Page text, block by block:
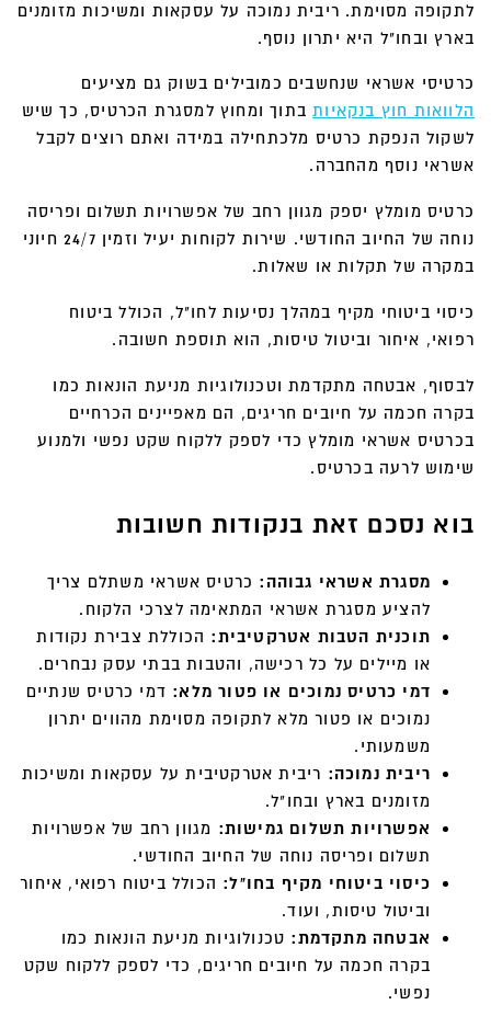
לתקופה מסוימת. ריבית נמוכה על עסקאות ומשיכות מזומנים
בארץ ובחו"ל היא יתרון נוסף.
כרטיסי אשראי שנחשבים כמובילים בשוק גם מציעים
הלוואות חוץ בנקאיותבתוך ומחוץ למסגרת הכרטיס, כך שיש
לשקול הנפקת כרטיס מלכתחילה במידה ואתם רוצים לקבל
אשראי נוסף מהחברה.
כרטיס מומלץ יספק מגוון רחב של אפשרויות תשלום ופריסה
נוחה של החיוב החודשי. שירות לקוחות יעיל וזמין 24/7 חיוני
במקרה של תקלות או שאלות.
כיסוי ביטוחי מקיף במהלך נסיעות לחו"ל, הכולל ביטוח
רפואי, איחור וביטול טיסות, הוא תוספת חשובה.
לבסוף, אבטחה מתקדמת וטכנולוגיות מניעת הונאות כמו
בקרה חכמה על חיובים חריגים, הם מאפיינים הכרחיים
בכרטיס אשראי מומלץ כדי לספק ללקוח שקט נפשי ולמנוע
שימוש לרעה בכרטיס.
בוא נסכם זאת בנקודות חשובות
מסגרת אשראי גבוהה: כרטיס אשראי משתלם צריך
להציע מסגרת אשראי המתאימה לצרכי הלקוח.
תוכנית הטבות אטרקטיבית: הכוללת צבירת נקודות
או מיילים על כל רכישה, והטבות בבתי עסק נבחרים.
דמי כרטיס נמוכים או פטור מלא: דמי כרטיס שנתיים
נמוכים או פטור מלא לתקופה מסוימת מהווים יתרון
משמעותי.
ריבית נמוכה: ריבית אטרקטיבית על עסקאות ומשיכות
מזומנים בארץ ובחו"ל.
אפשרויות תשלום גמישות: מגוון רחב של אפשרויות
תשלום ופריסה נוחה של החיוב החודשי.
כיסוי ביטוחי מקיף בחו"ל: הכולל ביטוח רפואי, איחור
וביטול טיסות, ועוד.
אבטחה מתקדמת: טכנולוגיות מניעת הונאות כמו
בקרה חכמה על חיובים חריגים, כדי לספק ללקוח שקט
נפשי.